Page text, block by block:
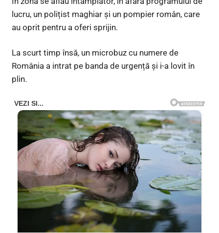
lucru, un polițist maghiar și un pompier român, care
au oprit pentru a oferi sprijin.
La scurt timp însă, un microbuz cu numere de
România a intrat pe banda de urgență și i-a lovit în
plin.